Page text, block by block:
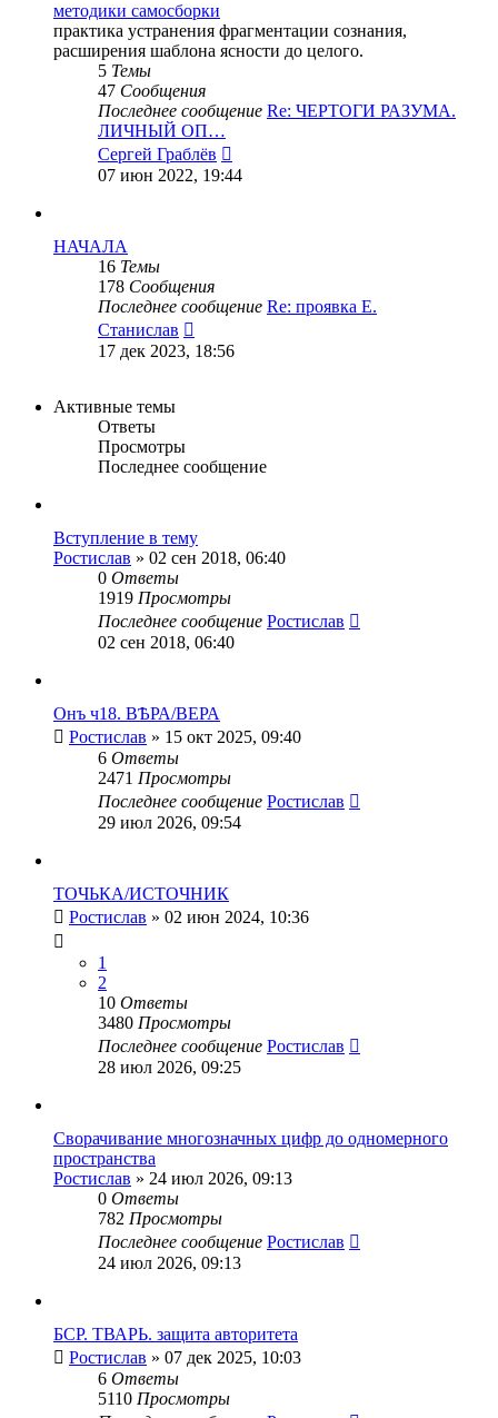
методики самосборки
практика устранения фрагментации сознания,
расширения шаблона ясности до целого.
5 Темы
47 Сообщения
Последнее сообщение Re: ЧЕРТОГИ РАЗУМА.
ЛИЧНЫЙ ОП…
Сергей Граблёв
к
07 июн 2022, 19:44
НАЧАЛА
16 Темы
178 Сообщения
Последнее сообщение Re: проявка Е.
Станислав
к
17 дек 2023, 18:56
Активные темы
Ответы
Просмотры
Последнее сообщение
Вступление в тему
Ростислав » 02 сен 2018, 06:40
0 Ответы
1919 Просмотры
Последнее сообщение Ростислав
02 сен 2018, 06:40
Онъ ч18. ВѢРА/ВЕРА
Ростислав » 15 окт 2025, 09:40
6 Ответы
2471 Просмотры
Последнее сообщение Ростислав
29 июл 2026, 09:54
ТОЧЬКА/ИСТОЧНИК
Ростислав » 02 июн 2024, 10:36
1
2
10 Ответы
3480 Просмотры
Последнее сообщение Ростислав
28 июл 2026, 09:25
Сворачивание многозначных цифр до одномерного
пространства
Ростислав » 24 июл 2026, 09:13
0 Ответы
782 Просмотры
Последнее сообщение Ростислав
24 июл 2026, 09:13
БСР. ТВАРЬ. защита авторитета
Ростислав » 07 дек 2025, 10:03
6 Ответы
5110 Просмотры